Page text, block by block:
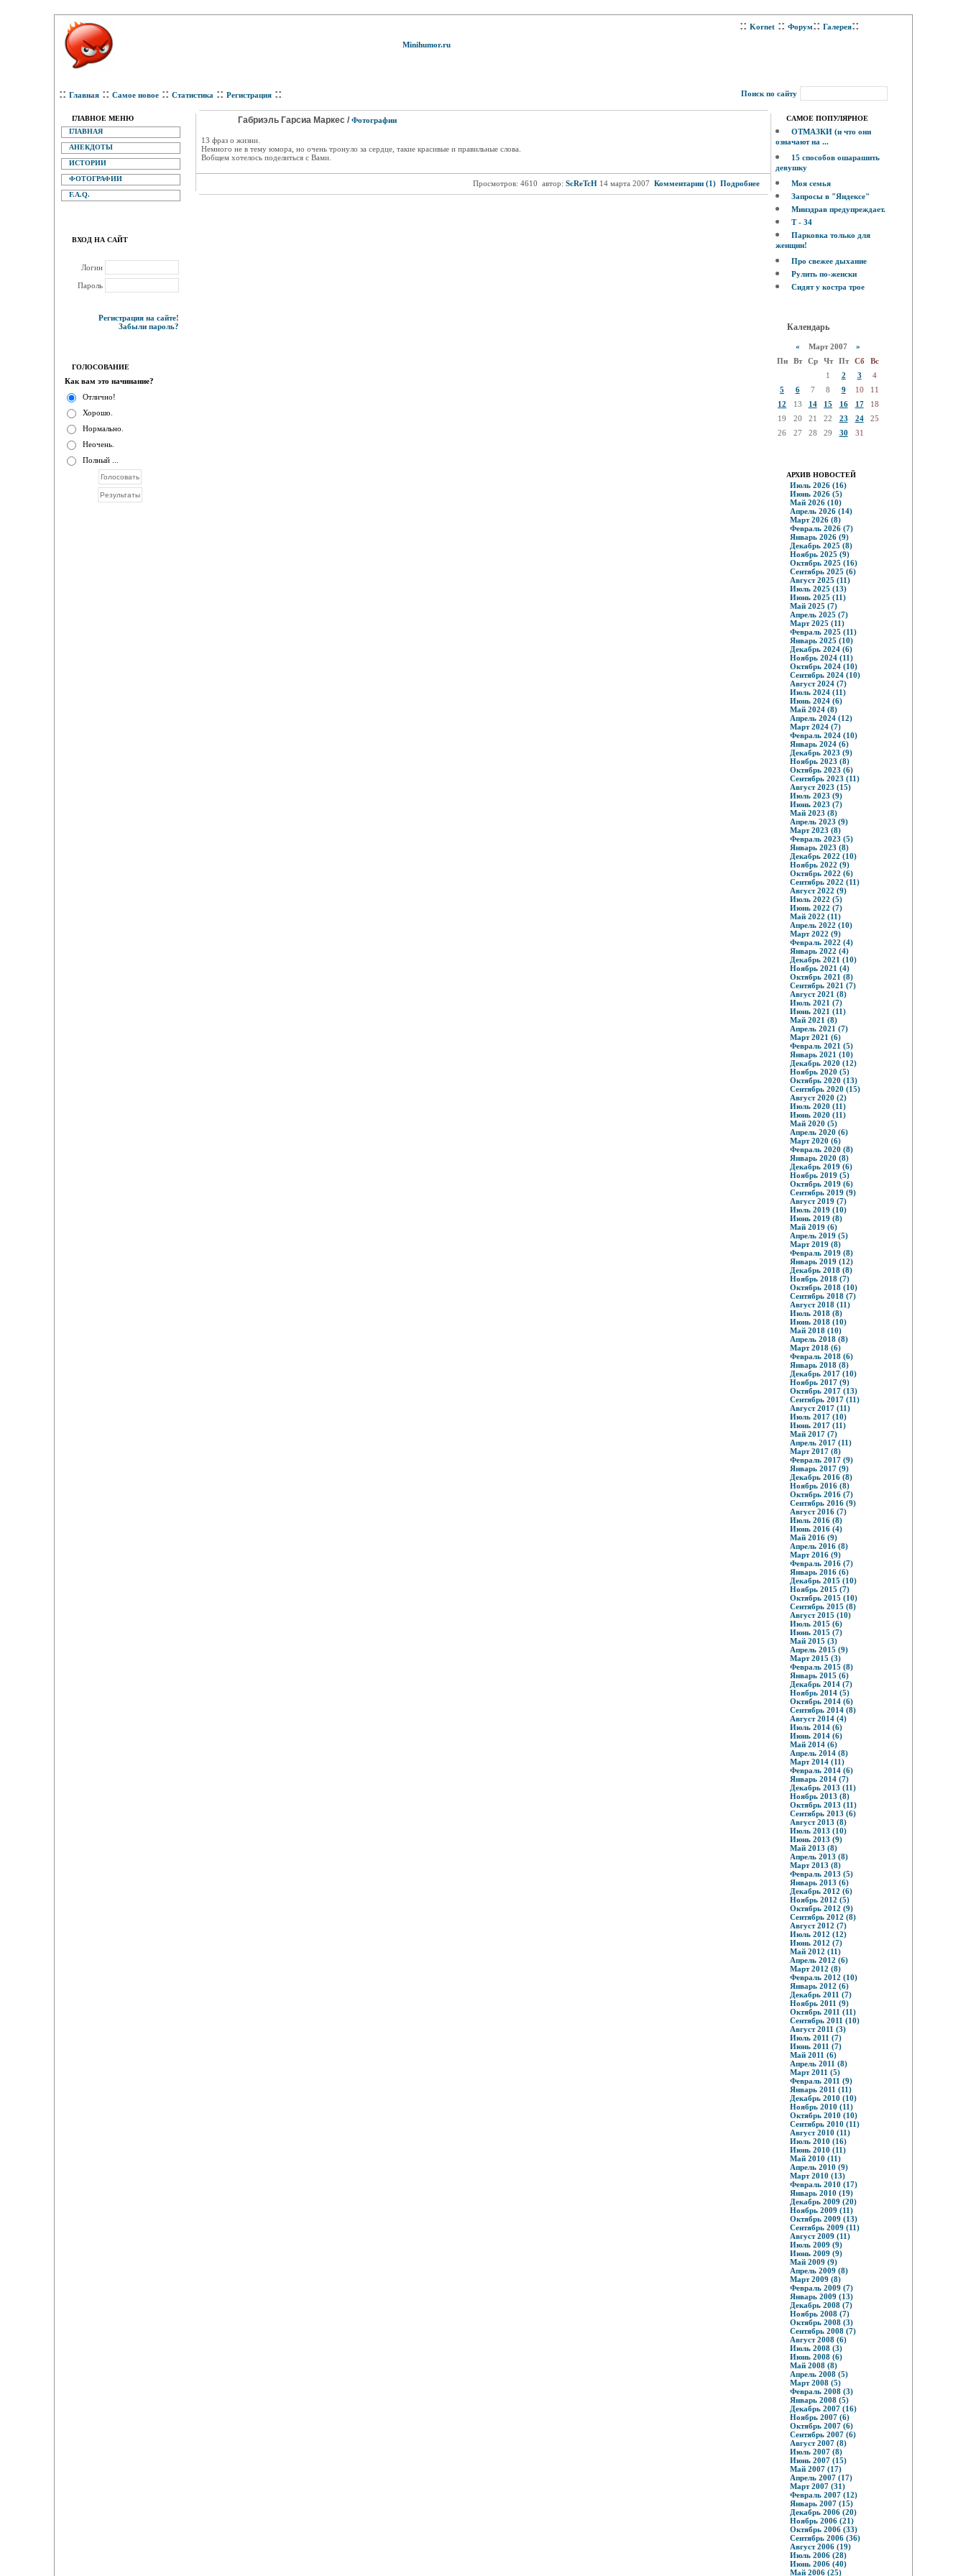
Minihumor.ru
:: Kornet :: Форум:: Галерея::
:: Главная :: Самое новое :: Статистика :: Регистрация :: Поиск по сайту
ГЛАВНОЕ МЕНЮ
ГЛАВНАЯ
АНЕКДОТЫ
ИСТОРИИ
ФОТОГРАФИИ
F.A.Q.
ВХОД НА САЙТ
Логин
Пароль
Регистрация на сайте!
Забыли пароль?
ГОЛОСОВАНИЕ
Как вам это начинание?
Отлично!
Хорошо.
Нормально.
Неочень.
Полный ...
Габриэль Гарсиа Маркес / Фотографии
13 фраз о жизни.
Немного не в тему юмора, но очень тронуло за сердце, такие красивые и правильные слова.
Вобщем хотелось поделиться с Вами.
Просмотров: 4610 автор: ScReTcH14 марта 2007 Комментарии (1) Подробнее
САМОЕ ПОПУЛЯРНОЕ
ОТМАЗКИ (и что они
означают на ...
15 способов ошарашить
девушку
Моя семья
Запросы в "Яндексе"
Минздрав предупреждает.
Т - 34
Парковка только для
женщин!
Про свежее дыхание
Рулить по-женски
Сидят у костра трое
Календарь
« Март 2007 »
Пн
Вт Ср Чт Пт Сб
Вс
1
2 3
4
5
6 7 8 9 10
11
12
13 14 15 16 17
18
19
20 21 22 23 24
25
26
27 28 29 30 31
АРХИВ НОВОСТЕЙ
Июль 2026 (16)
Июнь 2026 (5)
Май 2026 (10)
Апрель 2026 (14)
Март 2026 (8)
Февраль 2026 (7)
Январь 2026 (9)
Декабрь 2025 (8)
Ноябрь 2025 (9)
Октябрь 2025 (16)
Сентябрь 2025 (6)
Август 2025 (11)
Июль 2025 (13)
Июнь 2025 (11)
Май 2025 (7)
Апрель 2025 (7)
Март 2025 (11)
Февраль 2025 (11)
Январь 2025 (10)
Декабрь 2024 (6)
Ноябрь 2024 (11)
Октябрь 2024 (10)
Сентябрь 2024 (10)
Август 2024 (7)
Июль 2024 (11)
Июнь 2024 (6)
Май 2024 (8)
Апрель 2024 (12)
Март 2024 (7)
Февраль 2024 (10)
Январь 2024 (6)
Декабрь 2023 (9)
Ноябрь 2023 (8)
Октябрь 2023 (6)
Сентябрь 2023 (11)
Август 2023 (15)
Июль 2023 (9)
Июнь 2023 (7)
Май 2023 (8)
Апрель 2023 (9)
Март 2023 (8)
Февраль 2023 (5)
Январь 2023 (8)
Декабрь 2022 (10)
Ноябрь 2022 (9)
Октябрь 2022 (6)
Сентябрь 2022 (11)
Август 2022 (9)
Июль 2022 (5)
Июнь 2022 (7)
Май 2022 (11)
Апрель 2022 (10)
Март 2022 (9)
Февраль 2022 (4)
Январь 2022 (4)
Декабрь 2021 (10)
Ноябрь 2021 (4)
Октябрь 2021 (8)
Сентябрь 2021 (7)
Август 2021 (8)
Июль 2021 (7)
Июнь 2021 (11)
Май 2021 (8)
Апрель 2021 (7)
Март 2021 (6)
Февраль 2021 (5)
Январь 2021 (10)
Декабрь 2020 (12)
Ноябрь 2020 (5)
Октябрь 2020 (13)
Сентябрь 2020 (15)
Август 2020 (2)
Июль 2020 (11)
Июнь 2020 (11)
Май 2020 (5)
Апрель 2020 (6)
Март 2020 (6)
Февраль 2020 (8)
Январь 2020 (8)
Декабрь 2019 (6)
Ноябрь 2019 (5)
Октябрь 2019 (6)
Сентябрь 2019 (9)
Август 2019 (7)
Июль 2019 (10)
Июнь 2019 (8)
Май 2019 (6)
Апрель 2019 (5)
Март 2019 (8)
Февраль 2019 (8)
Январь 2019 (12)
Декабрь 2018 (8)
Ноябрь 2018 (7)
Октябрь 2018 (10)
Сентябрь 2018 (7)
Август 2018 (11)
Июль 2018 (8)
Июнь 2018 (10)
Май 2018 (10)
Апрель 2018 (8)
Март 2018 (6)
Февраль 2018 (6)
Январь 2018 (8)
Декабрь 2017 (10)
Ноябрь 2017 (9)
Октябрь 2017 (13)
Сентябрь 2017 (11)
Август 2017 (11)
Июль 2017 (10)
Июнь 2017 (11)
Май 2017 (7)
Апрель 2017 (11)
Март 2017 (8)
Февраль 2017 (9)
Январь 2017 (9)
Декабрь 2016 (8)
Ноябрь 2016 (8)
Октябрь 2016 (7)
Сентябрь 2016 (9)
Август 2016 (7)
Июль 2016 (8)
Июнь 2016 (4)
Май 2016 (9)
Апрель 2016 (8)
Март 2016 (9)
Февраль 2016 (7)
Январь 2016 (6)
Декабрь 2015 (10)
Ноябрь 2015 (7)
Октябрь 2015 (10)
Сентябрь 2015 (8)
Август 2015 (10)
Июль 2015 (6)
Июнь 2015 (7)
Май 2015 (3)
Апрель 2015 (9)
Март 2015 (3)
Февраль 2015 (8)
Январь 2015 (6)
Декабрь 2014 (7)
Ноябрь 2014 (5)
Октябрь 2014 (6)
Сентябрь 2014 (8)
Август 2014 (4)
Июль 2014 (6)
Июнь 2014 (6)
Май 2014 (6)
Апрель 2014 (8)
Март 2014 (11)
Февраль 2014 (6)
Январь 2014 (7)
Декабрь 2013 (11)
Ноябрь 2013 (8)
Октябрь 2013 (11)
Сентябрь 2013 (6)
Август 2013 (8)
Июль 2013 (10)
Июнь 2013 (9)
Май 2013 (8)
Апрель 2013 (8)
Март 2013 (8)
Февраль 2013 (5)
Январь 2013 (6)
Декабрь 2012 (6)
Ноябрь 2012 (5)
Октябрь 2012 (9)
Сентябрь 2012 (8)
Август 2012 (7)
Июль 2012 (12)
Июнь 2012 (7)
Май 2012 (11)
Апрель 2012 (6)
Март 2012 (8)
Февраль 2012 (10)
Январь 2012 (6)
Декабрь 2011 (7)
Ноябрь 2011 (9)
Октябрь 2011 (11)
Сентябрь 2011 (10)
Август 2011 (3)
Июль 2011 (7)
Июнь 2011 (7)
Май 2011 (6)
Апрель 2011 (8)
Март 2011 (5)
Февраль 2011 (9)
Январь 2011 (11)
Декабрь 2010 (10)
Ноябрь 2010 (11)
Октябрь 2010 (10)
Сентябрь 2010 (11)
Август 2010 (11)
Июль 2010 (16)
Июнь 2010 (11)
Май 2010 (11)
Апрель 2010 (9)
Март 2010 (13)
Февраль 2010 (17)
Январь 2010 (19)
Декабрь 2009 (20)
Ноябрь 2009 (11)
Октябрь 2009 (13)
Сентябрь 2009 (11)
Август 2009 (11)
Июль 2009 (9)
Июнь 2009 (9)
Май 2009 (9)
Апрель 2009 (8)
Март 2009 (8)
Февраль 2009 (7)
Январь 2009 (13)
Декабрь 2008 (7)
Ноябрь 2008 (7)
Октябрь 2008 (3)
Сентябрь 2008 (7)
Август 2008 (6)
Июль 2008 (3)
Июнь 2008 (6)
Май 2008 (8)
Апрель 2008 (5)
Март 2008 (5)
Февраль 2008 (3)
Январь 2008 (5)
Декабрь 2007 (16)
Ноябрь 2007 (6)
Октябрь 2007 (6)
Сентябрь 2007 (6)
Август 2007 (8)
Июль 2007 (8)
Июнь 2007 (15)
Май 2007 (17)
Апрель 2007 (17)
Март 2007 (31)
Февраль 2007 (12)
Январь 2007 (15)
Декабрь 2006 (20)
Ноябрь 2006 (21)
Октябрь 2006 (33)
Сентябрь 2006 (36)
Август 2006 (19)
Июль 2006 (28)
Июнь 2006 (40)
Май 2006 (25)